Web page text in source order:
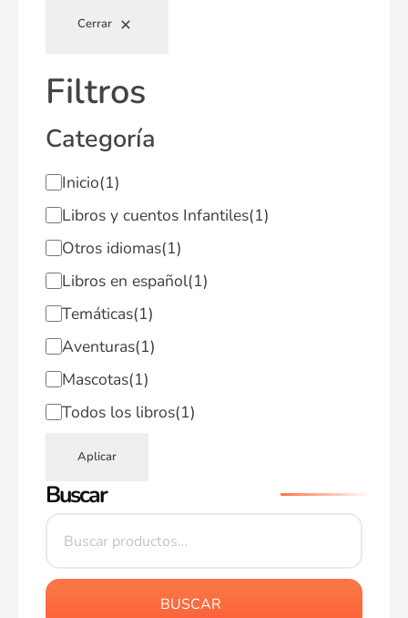
Cerrar
Filtros
Categoría
Inicio(1)
Libros y cuentos Infantiles(1)
Otros idiomas(1)
Libros en español(1)
Temáticas(1)
Aventuras(1)
Mascotas(1)
Todos los libros(1)
Aplicar
Buscar
BUSCAR